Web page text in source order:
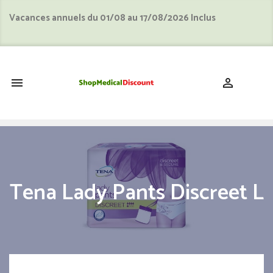
Vacances annuels du 01/08 au 17/08/2026 Inclus
 
Tena Lady Pants Discreet L